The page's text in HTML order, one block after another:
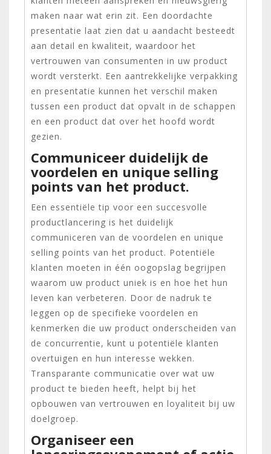
maken naar wat erin zit. Een doordachte
presentatie laat zien dat u aandacht besteedt
aan detail en kwaliteit, waardoor het
vertrouwen van consumenten in uw product
wordt versterkt. Een aantrekkelijke verpakking
en presentatie kunnen het verschil maken
tussen een product dat opvalt in de schappen
en een product dat over het hoofd wordt
gezien.
Communiceer duidelijk de
voordelen en unique selling
points van het product.
Een essentiële tip voor een succesvolle
productlancering is het duidelijk
communiceren van de voordelen en unique
selling points van het product. Potentiële
klanten moeten in één oogopslag begrijpen
waarom uw product uniek is en hoe het hun
leven kan verbeteren. Door de nadruk te
leggen op de specifieke voordelen en
kenmerken die uw product onderscheiden van
de concurrentie, kunt u potentiële klanten
overtuigen en hun interesse wekken.
Transparante communicatie over wat uw
product te bieden heeft, helpt bij het
opbouwen van vertrouwen en loyaliteit bij uw
doelgroep.
Organiseer een